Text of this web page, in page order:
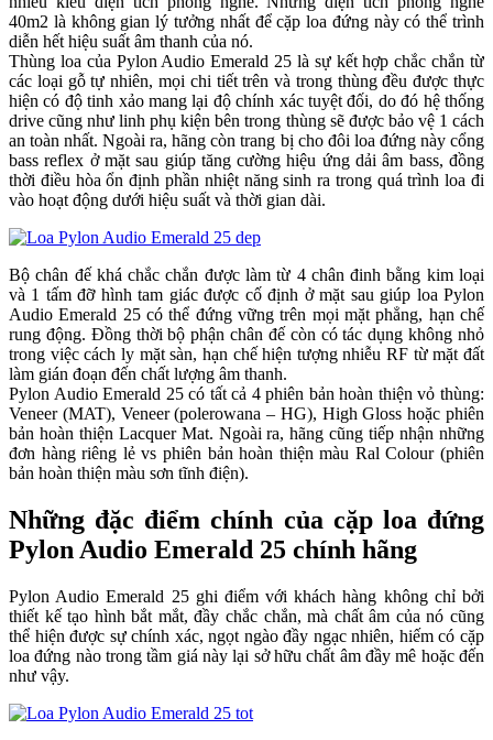
40m2 là không gian lý tưởng nhất để cặp loa đứng này có thể trình
diễn hết hiệu suất âm thanh của nó.
Thùng loa của Pylon Audio Emerald 25 là sự kết hợp chắc chắn từ
các loại gỗ tự nhiên, mọi chi tiết trên và trong thùng đều được thực
hiện có độ tinh xảo mang lại độ chính xác tuyệt đối, do đó hệ thống
drive cũng như linh phụ kiện bên trong thùng sẽ được bảo vệ 1 cách
an toàn nhất. Ngoài ra, hãng còn trang bị cho đôi loa đứng này cổng
bass reflex ở mặt sau giúp tăng cường hiệu ứng dải âm bass, đồng
thời điều hòa ổn định phần nhiệt năng sinh ra trong quá trình loa đi
vào hoạt động dưới hiệu suất và thời gian dài.
Bộ chân đế khá chắc chắn được làm từ 4 chân đinh bằng kim loại
và 1 tấm đỡ hình tam giác được cố định ở mặt sau giúp loa Pylon
Audio Emerald 25 có thể đứng vững trên mọi mặt phẳng, hạn chế
rung động. Đồng thời bộ phận chân đế còn có tác dụng không nhỏ
trong việc cách ly mặt sàn, hạn chế hiện tượng nhiễu RF từ mặt đất
làm gián đoạn đến chất lượng âm thanh.
Pylon Audio Emerald 25 có tất cả 4 phiên bản hoàn thiện vỏ thùng:
Veneer (MAT), Veneer (polerowana – HG), High Gloss hoặc phiên
bản hoàn thiện Lacquer Mat. Ngoài ra, hãng cũng tiếp nhận những
đơn hàng riêng lẻ vs phiên bản hoàn thiện màu Ral Colour (phiên
bản hoàn thiện màu sơn tĩnh điện).
Những đặc điểm chính của cặp loa đứng
Pylon Audio Emerald 25 chính hãng
Pylon Audio Emerald 25 ghi điểm với khách hàng không chỉ bởi
thiết kế tạo hình bắt mắt, đầy chắc chắn, mà chất âm của nó cũng
thể hiện được sự chính xác, ngọt ngào đầy ngạc nhiên, hiếm có cặp
loa đứng nào trong tầm giá này lại sở hữu chất âm đầy mê hoặc đến
như vậy.